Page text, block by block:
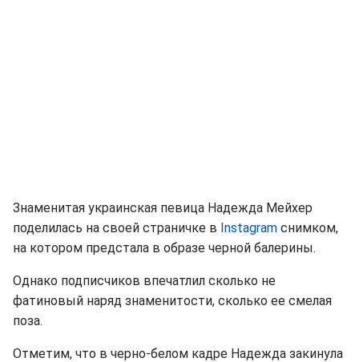
Знаменитая украинская певица Надежда Мейхер
поделилась на своей страничке в Instagram снимком,
на котором предстала в образе черной балерины.
Однако подписчиков впечатлил сколько не
фатиновый наряд знаменитости, сколько ее смелая
поза.
Отметим, что в черно-белом кадре Надежда закинула